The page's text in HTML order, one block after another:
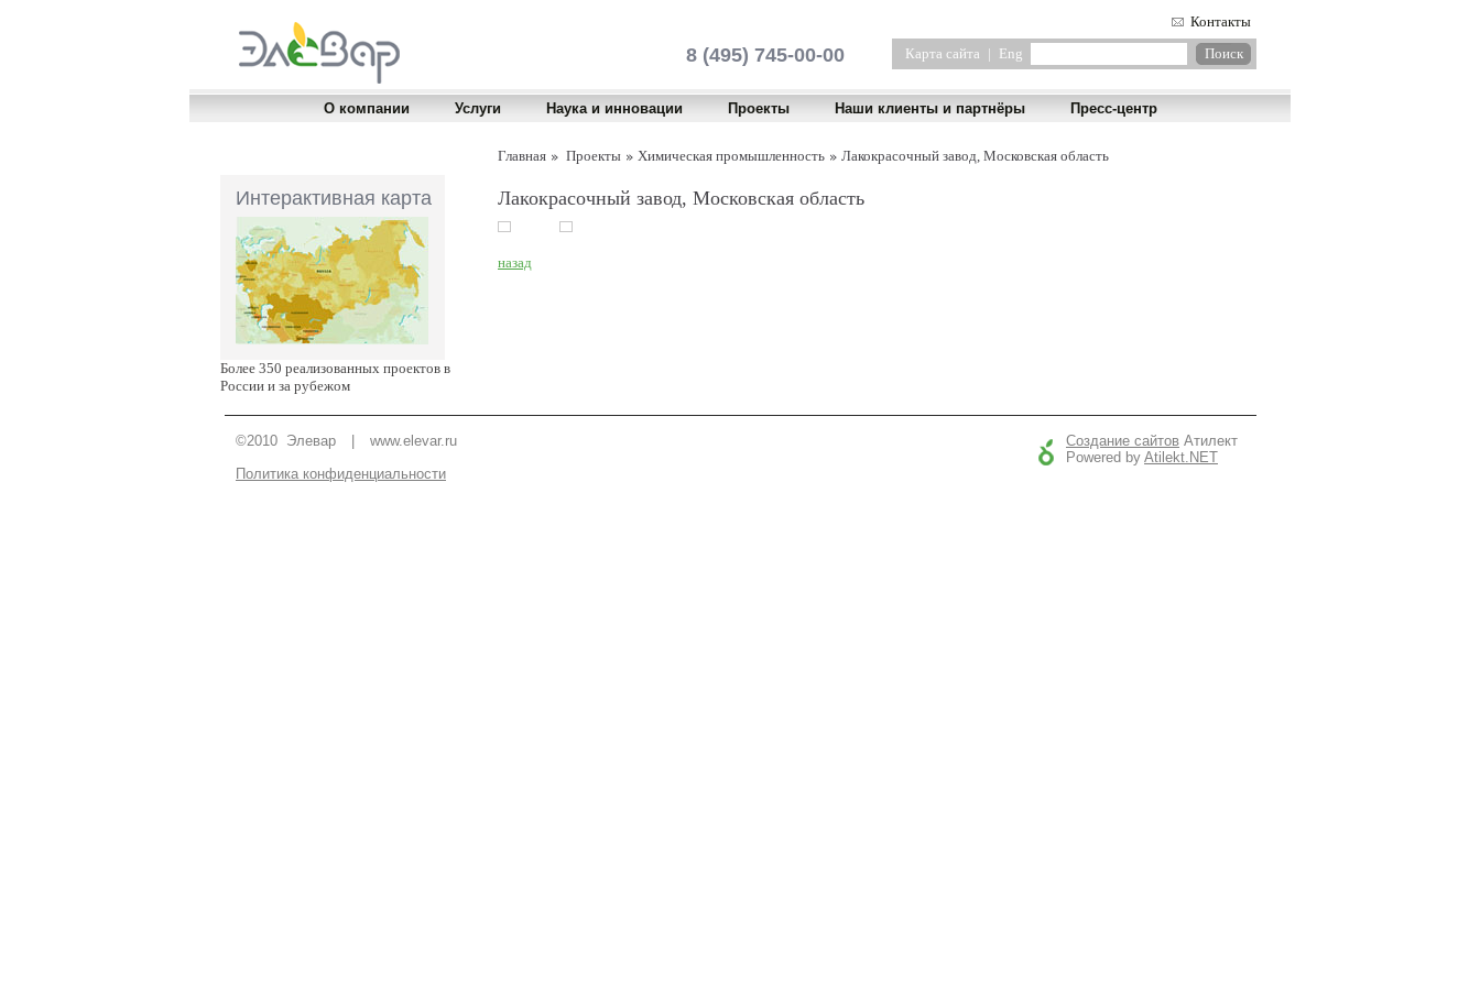
Контакты
Карта сайта | Eng
8 (495) 745-00-00
О компании Услуги Наука и инновации Проекты Наши клиенты и партнёры Пресс-центр
Интерактивная карта
Более 350 реализованных проектов в
России и за рубежом
Главная Проекты Химическая промышленность Лакокрасочный завод, Московская область
Лакокрасочный завод, Московская область
назад
©2010 Элевар
www.elevar.ru
Политика конфиденциальности
Создание сайтов Атилект
Powered by Atilekt.NET